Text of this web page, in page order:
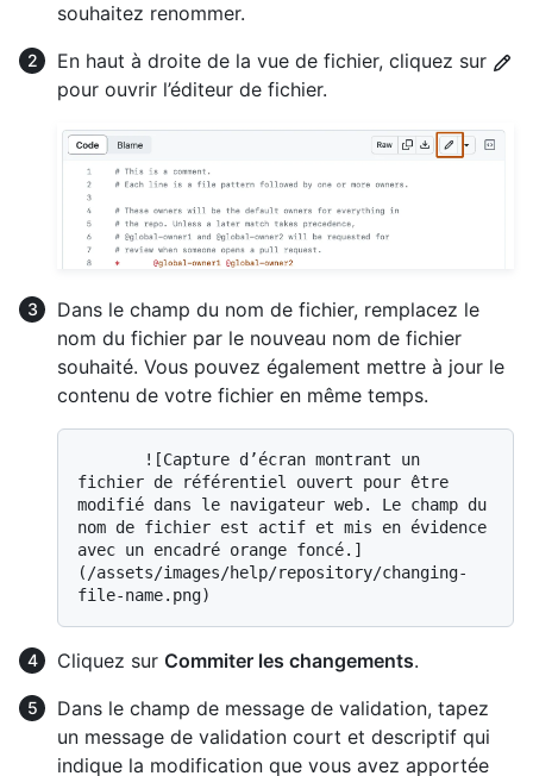
souhaitez renommer.
En haut à droite de la vue de fichier, cliquez sur
pour ouvrir l’éditeur de fichier.
Dans le champ du nom de fichier, remplacez le
nom du fichier par le nouveau nom de fichier
souhaité. Vous pouvez également mettre à jour le
contenu de votre fichier en même temps.
fichier de référentiel ouvert pour être
modifié dans le navigateur web. Le champ du
nom de fichier est actif et mis en évidence
avec un encadré orange foncé.]
(/assets/images/help/repository/changing-
Cliquez sur Commiter les changements.
Dans le champ de message de validation, tapez
un message de validation court et descriptif qui
indique la modification que vous avez apportée